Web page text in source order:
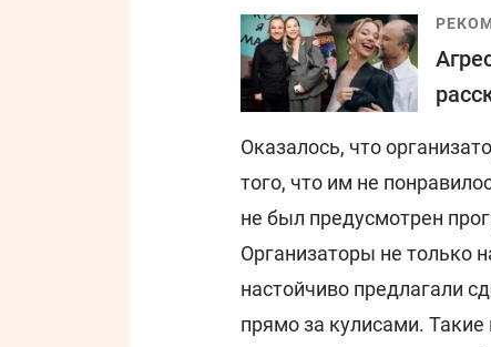
Оказалось, что
того, что им не
не был предусмотрен
Организаторы не только
настойчиво предлагали
прямо за кулисами.